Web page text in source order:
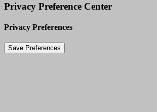
Privacy Preference Center
Privacy Preferences